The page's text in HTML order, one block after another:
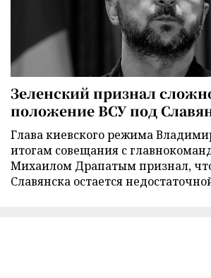
Зеленский признал
положение ВСУ под
Глава киевского режима
итогам совещания с
Михаилом Драпатым признал,
Славянска остается